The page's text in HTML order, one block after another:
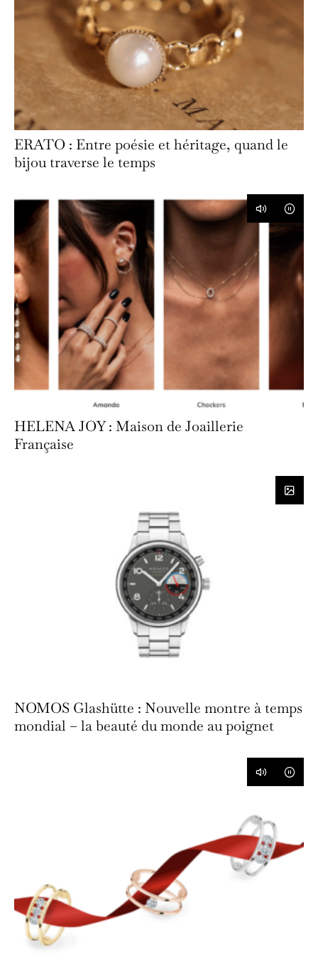
ERATO : Entre poésie et héritage, quand le
bijou traverse le temps
HELENA JOY : Maison de Joaillerie
Française
NOMOS Glashütte : Nouvelle montre à temps
mondial – la beauté du monde au poignet